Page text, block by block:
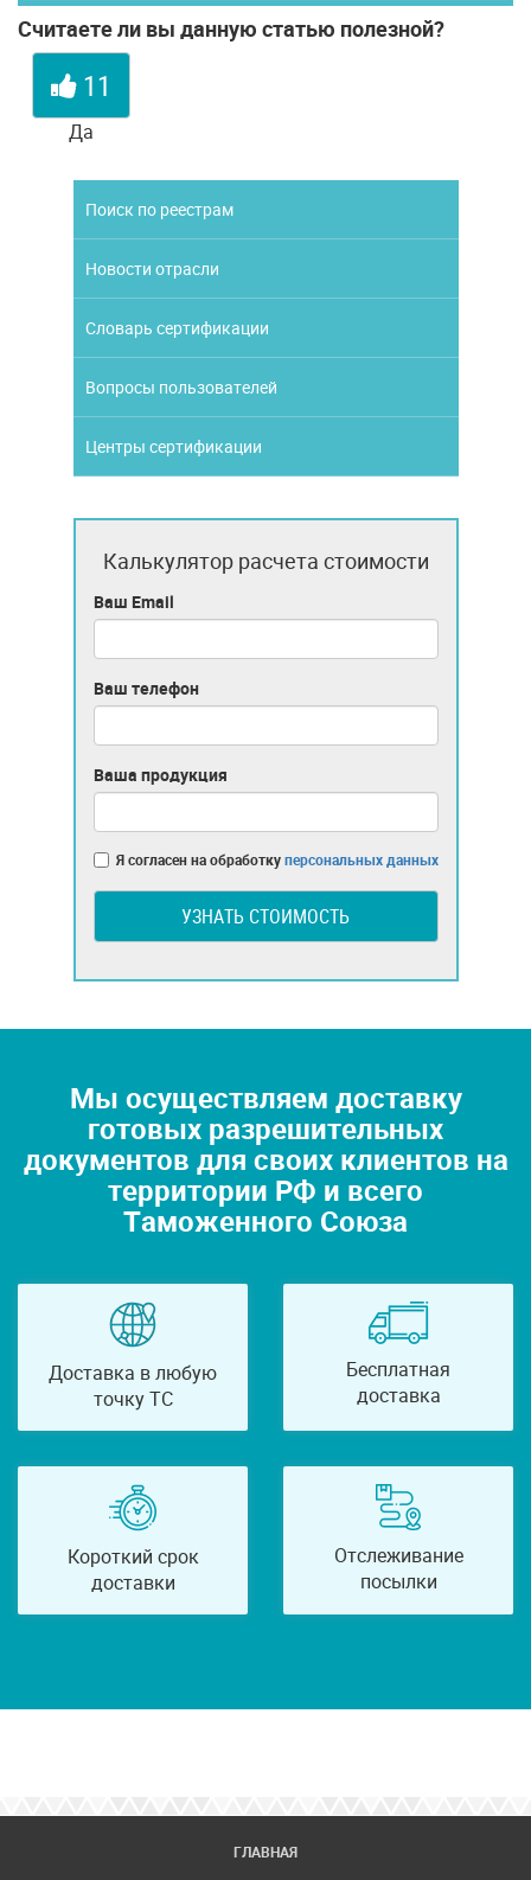
Считаете ли вы данную статью полезной?
11
Да
Поиск по реестрам
Новости отрасли
Словарь сертификации
Вопросы пользователей
Центры сертификации
Калькулятор расчета стоимости
Ваш Email
Ваш телефон
Ваша продукция
Я согласен на обработкуперсональных данных
УЗНАТЬ СТОИМОСТЬ
Мы осуществляем доставку
готовых разрешительных
документов для своих клиентов на
территории РФ и всего
Таможенного Союза
Доставка в любую
точку ТС
Бесплатная
доставка
Короткий срок
доставки
Отслеживание
посылки
ГЛАВНАЯ